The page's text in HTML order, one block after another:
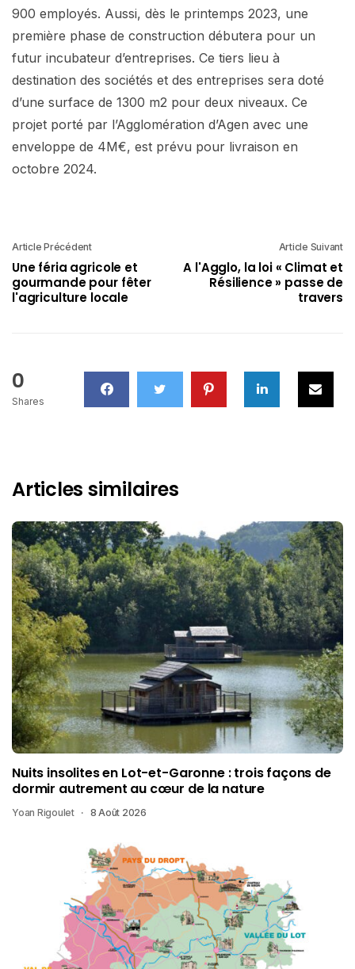
900 employés. Aussi, dès le printemps 2023, une
première phase de construction débutera pour un
futur incubateur d’entreprises. Ce tiers lieu à
destination des sociétés et des entreprises sera doté
d’une surface de 1300 m2 pour deux niveaux. Ce
projet porté par l’Agglomération d’Agen avec une
enveloppe de 4M€, est prévu pour livraison en
octobre 2024.
Article Précédent
Une féria agricole et
gourmande pour fêter
l'agriculture locale
Article Suivant
A l'Agglo, la loi « Climat et
Résilience » passe de
travers
0
Shares
Articles similaires
Nuits insolites en Lot-et-Garonne : trois façons de
dormir autrement au cœur de la nature
Yoan Rigoulet 8 Août 2026